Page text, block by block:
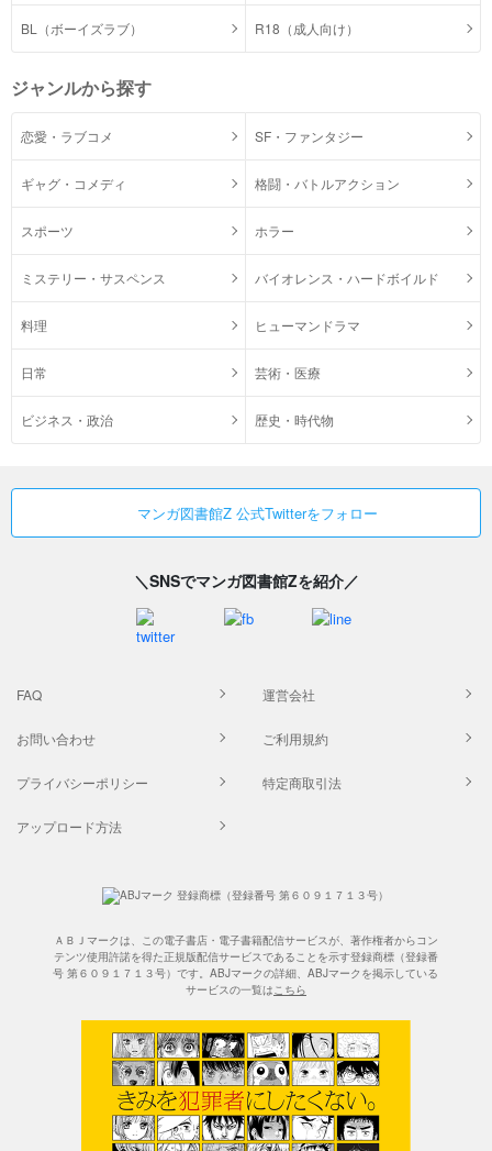
BL（ボーイズラブ） R18（成人向け）
ジャンルから探す
恋愛・ラブコメ SF・ファンタジー
ギャグ・コメディ 格闘・バトルアクション
スポーツ ホラー
ミステリー・サスペンス バイオレンス・ハードボイルド
料理 ヒューマンドラマ
日常 芸術・医療
ビジネス・政治 歴史・時代物
マンガ図書館Z 公式Twitterをフォロー
＼SNSでマンガ図書館Zを紹介／
FAQ 運営会社
お問い合わせ ご利用規約
プライバシーポリシー 特定商取引法
アップロード方法
ＡＢＪマークは、この電子書店・電子書籍配信サービスが、著作権者からコン
テンツ使用許諾を得た正規版配信サービスであることを示す登録商標（登録番
号 第６０９１７１３号）です。ABJマークの詳細、ABJマークを掲示している
サービスの一覧はこちら